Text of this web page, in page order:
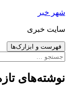
رفتن
نوشته‌ها
شهر خبر
سایت خبری
فهرست و ابزارک‌ها
جستجو
نوشته‌های